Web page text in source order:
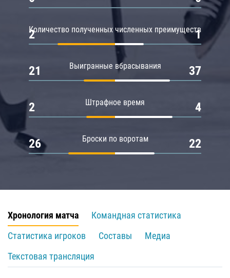
Количество полученных численных преимуществ
2 1
Выигранные вбрасывания
21 37
Штрафное время
2 4
Броски по воротам
26 22
Хронология матча
Командная статистика
Статистика игроков
Составы
Медиа
Текстовая трансляция